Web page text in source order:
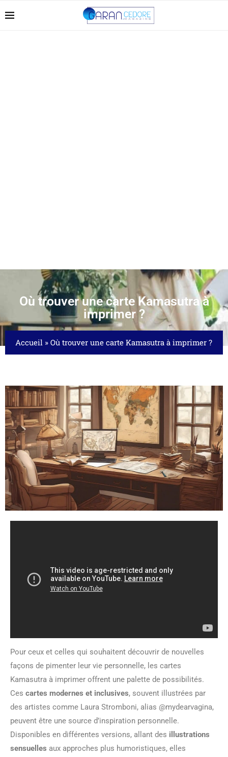
Où trouver une carte Kamasutra à
imprimer ?
Accueil » Où trouver une carte Kamasutra à imprimer ?
Pour ceux et celles qui souhaitent découvrir de nouvelles
façons de pimenter leur vie personnelle, les cartes
Kamasutra à imprimer offrent une palette de possibilités.
Ces cartes modernes et inclusives, souvent illustrées par
des artistes comme Laura Stromboni, alias @mydearvagina,
peuvent être une source d’inspiration personnelle.
Disponibles en différentes versions, allant des illustrations
sensuelles aux approches plus humoristiques, elles